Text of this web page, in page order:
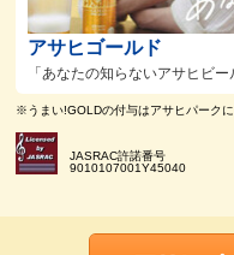
アサヒゴールド
「あなたの知らないアサヒビ
※うまい!GOLDの付与はアサヒパーク
JASRAC許諾番号
9010107001Y45040